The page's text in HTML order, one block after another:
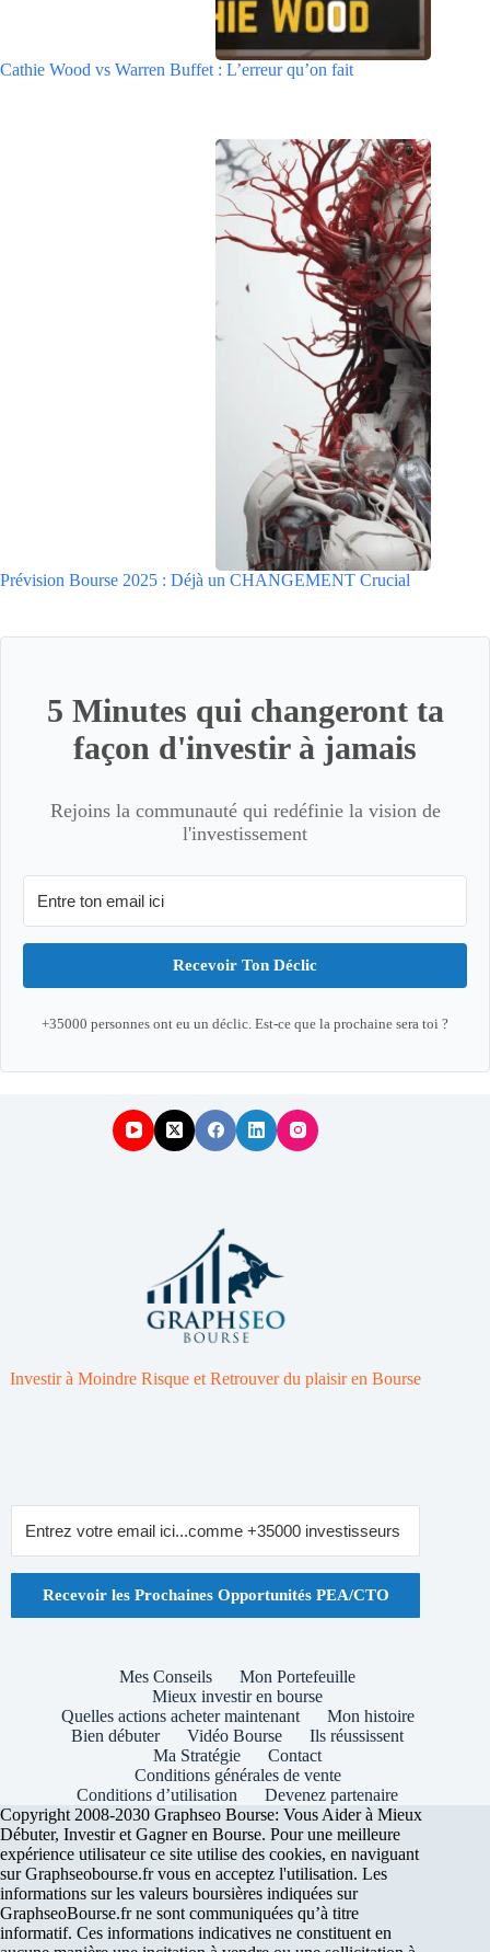
Cathie Wood vs Warren Buffet : L’erreur qu’on fait
Prévision Bourse 2025 : Déjà un CHANGEMENT Crucial
5 Minutes qui changeront ta
façon d'investir à jamais
Rejoins la communauté qui redéfinie la vision de
l'investissement
Recevoir Ton Déclic
+35000 personnes ont eu un déclic. Est-ce que la prochaine sera toi ?
Investir à Moindre Risque et Retrouver du plaisir en Bourse
Recevoir les Prochaines Opportunités PEA/CTO
Mes Conseils
Mon Portefeuille
Mieux investir en bourse
Quelles actions acheter maintenant
Mon histoire
Bien débuter
Vidéo Bourse
Ils réussissent
Ma Stratégie
Contact
Conditions générales de vente
Conditions d’utilisation
Devenez partenaire
Copyright 2008-2030 Graphseo Bourse: Vous Aider à Mieux
Débuter, Investir et Gagner en Bourse. Pour une meilleure
expérience utilisateur ce site utilise des cookies, en naviguant
sur Graphseobourse.fr vous en acceptez l'utilisation. Les
informations sur les valeurs boursières indiquées sur
GraphseoBourse.fr ne sont communiquées qu’à titre
informatif. Ces informations indicatives ne constituent en